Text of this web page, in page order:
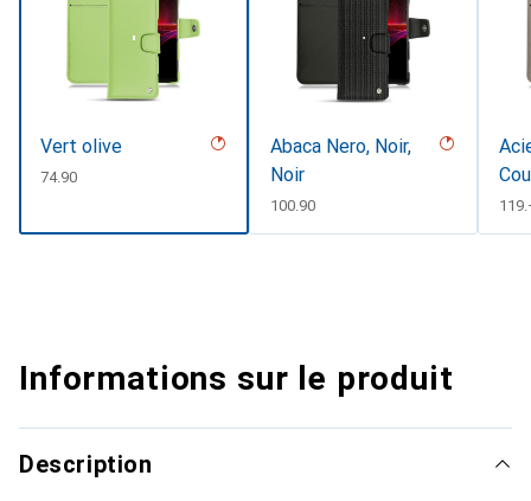
Vert olive
CHF
74.90
Abaca Nero, Noir,
Noir
CHF
100.90 CHF
Informations sur le produit
Description